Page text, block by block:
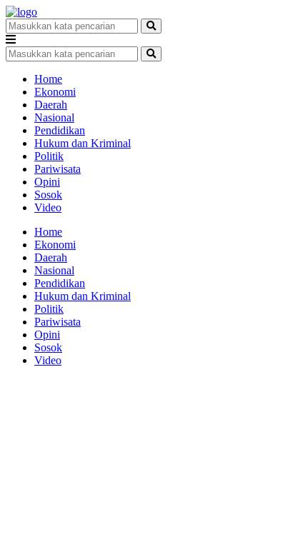
Home
Ekonomi
Daerah
Nasional
Pendidikan
Hukum dan Kriminal
Politik
Pariwisata
Opini
Sosok
Video
Home
Ekonomi
Daerah
Nasional
Pendidikan
Hukum dan Kriminal
Politik
Pariwisata
Opini
Sosok
Video